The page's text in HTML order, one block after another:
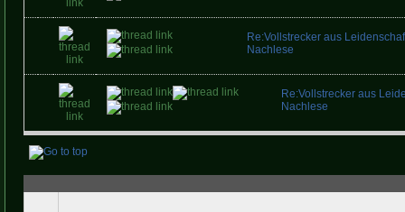
Re:Vollstrecker aus
Nachlese
Re:Vollstrecker aus
Nachlese